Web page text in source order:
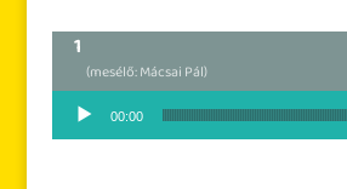
(mesélő: Mácsai Pál)
Audió lejátszó
00:00